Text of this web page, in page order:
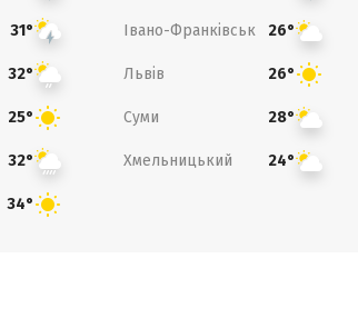
31° Івано-Франківськ 26°
32° Львів 26°
25° Суми 28°
32° Хмельницький 24°
34°